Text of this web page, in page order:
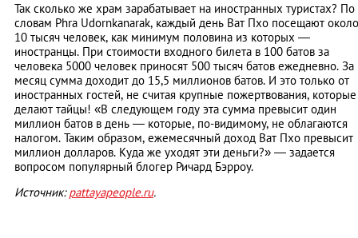
Так сколько же храм зарабатывает на иностранных туристах? По
словам Phra Udornkanarak, каждый день Ват Пхо посещают около
10 тысяч человек, как минимум половина из которых —
иностранцы. При стоимости входного билета в 100 батов за
человека 5000 человек приносят 500 тысяч батов ежедневно. За
месяц сумма доходит до 15,5 миллионов батов. И это только от
иностранных гостей, не считая крупные пожертвования, которые
делают тайцы! «В следующем году эта сумма превысит один
миллион батов в день — которые, по-видимому, не облагаются
налогом. Таким образом, ежемесячный доход Ват Пхо превысит
миллион долларов. Куда же уходят эти деньги?» — задается
вопросом популярный блогер Ричард Бэрроу.
Источник:pattayapeople.ru.